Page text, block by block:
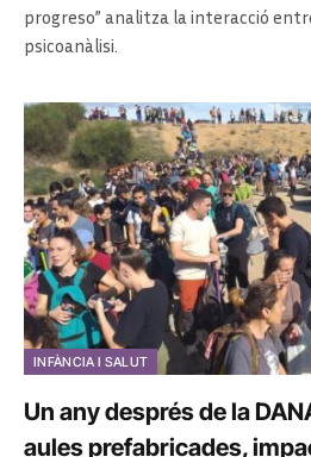
progreso” analitza la interacció
psicoanàlisi.
INFÀNCIA I SALUT
Un any després de la
aules prefabricades,